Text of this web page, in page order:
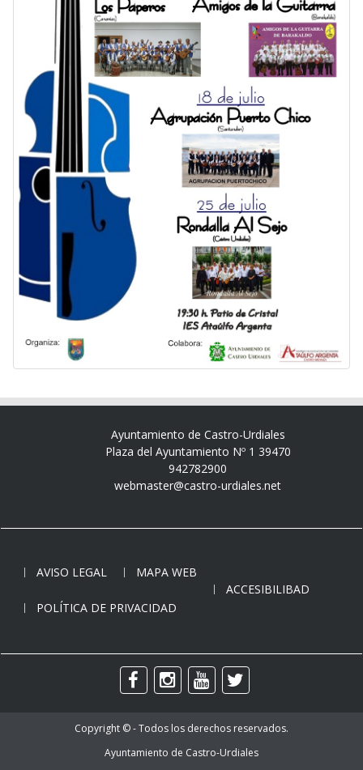
Ayuntamiento de Castro-Urdiales
Plaza del Ayuntamiento Nº 1 39470
942782900
webmaster@castro-urdiales.net
AVISO LEGAL
MAPA WEB
ACCESIBILIBAD
POLÍTICA DE PRIVACIDAD
Copyright © - Todos los derechos reservados.
Ayuntamiento de Castro-Urdiales